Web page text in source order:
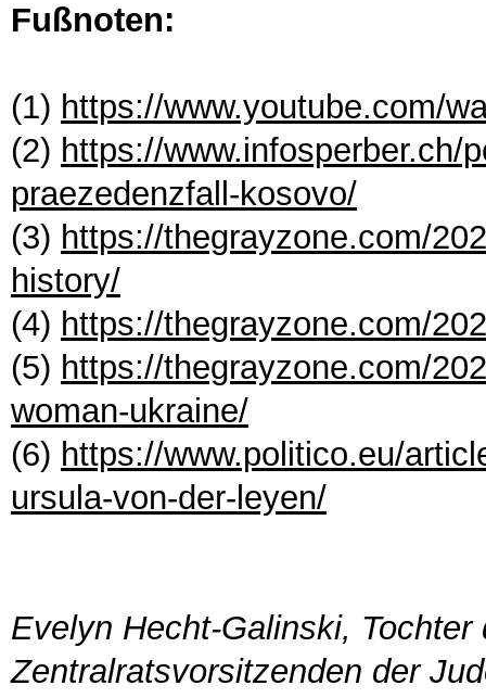
Fußnoten:
(1) https://www.youtube.com/
(2) https://www.infosperber.ch/
praezedenzfall-kosovo/
(3) https://thegrayzone.com/
history/
(4) https://thegrayzone.com/
(5) https://thegrayzone.com/
woman-ukraine/
(6) https://www.politico.eu/
ursula-von-der-leyen/
Evelyn Hecht-Galinski, Tochter
Zentralratsvorsitzenden der